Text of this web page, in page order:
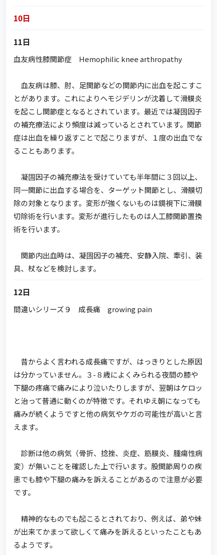
10日
11日
血友病性膝関節症 Hemophilic knee arthropathy
血友病は膝、肘、足関節などの関節内に出血を起こすこ
とがあります。これによりヘモジデリンが沈着して滑膜炎
を起こし関節症となるとされています。最近では凝固因子
の補充療法により頻度は減っているとされています。関節
症は出血を繰り返すことで起こりますが、１度の出血でな
ることもあります。
凝固因子の補充療法を受けていても半年間に３回以上、
同一関節に出血する場合を、ターゲット関節とし、滑膜切
除の対象となります。変形が強くないものは鏡視下に滑膜
切除術を行います。変形が進行したものは人工膝関節置換
術を行います。
関節内出血時は、凝固因子の補充、安静入院、牽引、装
具、杖などを検討します。
12日
間違いシリーズ９ 成長痛 growing pain
昔からよく言われる成長痛ですが、はっきりとした原因
は分かっていません。３-８歳によくみられる夜間の膝や
下腿の疼痛で痛みにより泣いたりしますが、翌朝はケロッ
と治って普通に動くのが特徴です。それゆえ朝になっても
痛みが続くようですと他の病気やケガの可能性が高いと言
えます。
診断は他の病気（骨折、捻挫、炎症、筋膜炎、腫瘍性病
変）が無いことを確認した上で行います。股関節周りの疾
患でも膝や下腿の痛みを訴えることがあるので注意が必要
です。
精神的なものでも起こるとされており、例えば、弟や妹
が出来てかまって欲しくて痛みを訴えるといったこともあ
るようです。